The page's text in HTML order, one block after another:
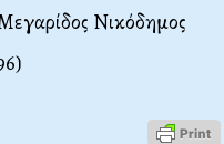
Νικόδημος